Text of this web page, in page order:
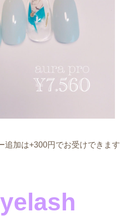
追加は+300円でお受けできます